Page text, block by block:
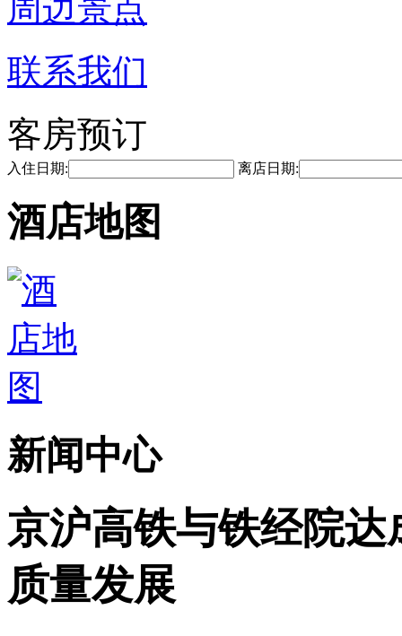
周边景点
联系我们
客房预订
入住日期: 离店日期:
酒店地图
新闻中心
京沪高铁与铁经院
质量发展